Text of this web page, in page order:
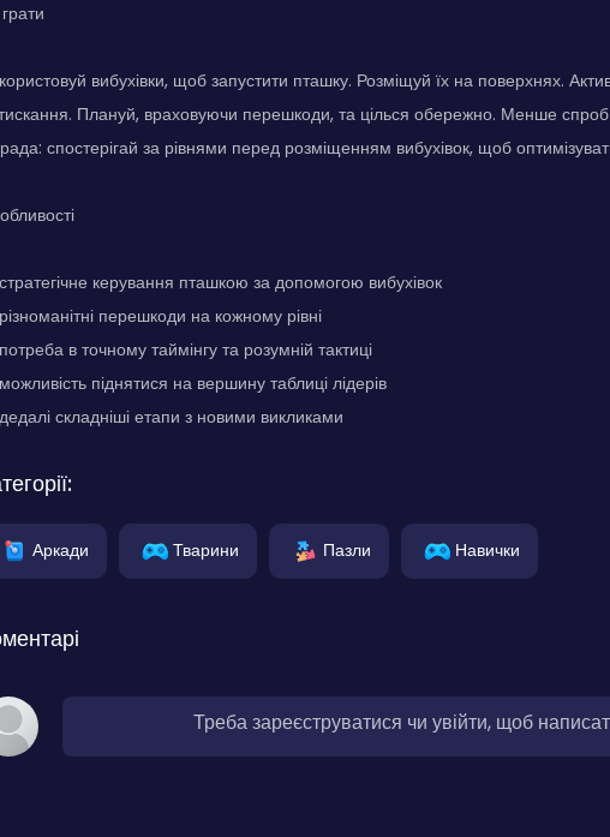
вибухівки, щоб запустити пташку. Розміщуй їх на поверхнях.
Плануй, враховуючи перешкоди, та цілься обережно. Менше спроб
спостерігай за рівнями перед розміщенням вибухівок, щоб
керування пташкою за допомогою вибухівок
перешкоди на кожному рівні
в точному таймінгу та розумній тактиці
піднятися на вершину таблиці лідерів
складніші етапи з новими викликами
Аркади Тварини Пазли Навички
Треба зареєструватися чи увійти, щоб